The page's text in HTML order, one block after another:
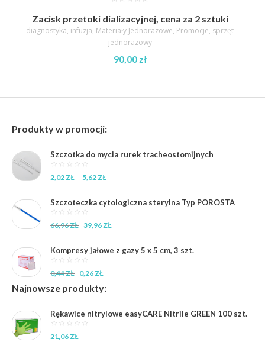
Zacisk przetoki dializacyjnej, cena za 2 sztuki
diagnostyka, infuzja, Materiały Jednorazowe, Promocje, sprzęt
jednorazowy
90,00 zł
Produkty w promocji:
Szczotka do mycia rurek tracheostomijnych
2,02ZŁ – 5,62ZŁZakres
od
do
Szczoteczka cytologiczna sterylna Typ POROSTA
66,96ZŁ Pierwotna
wynosiła:
66,96 zł.
39,96ZŁAktualna
wynosi:
Kompresy jałowe z gazy 5 x 5 cm, 3 szt.
0,44ZŁ Pierwotna
cena
wynosiła:
0,26ZŁAktualna
Najnowsze produkty:
Rękawice nitrylowe easyCARE Nitrile GREEN 100 szt.
21,06ZŁ